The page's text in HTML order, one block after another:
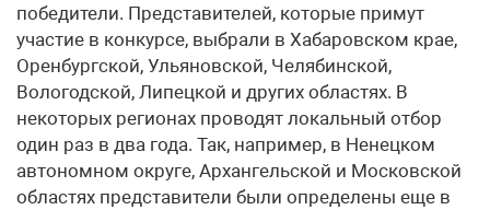
победители. Представителей, которые примут
участие в конкурсе, выбрали в Хабаровском крае,
Оренбургской, Ульяновской, Челябинской,
Вологодской, Липецкой и других областях. В
некоторых регионах проводят локальный отбор
один раз в два года. Так, например, в Ненецком
автономном округе, Архангельской и Московской
областях представители были определены еще в